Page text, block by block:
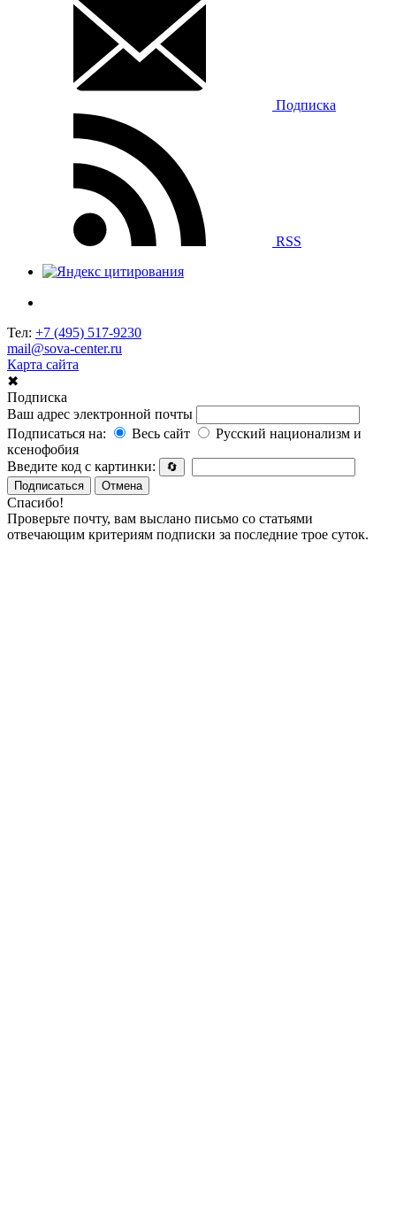
Подписка
RSS
Тел: +7 (495) 517-9230
mail@sova-center.ru
Карта сайта
✖
Подписка
Ваш адрес электронной почты
Подписаться на:
Весь сайт
Русский национализм и
ксенофобия
Введите код с картинки:
🔄
Подписаться
Отмена
Спасибо!
Проверьте почту, вам выслано письмо со статьями
отвечающим критериям подписки за последние трое суток.